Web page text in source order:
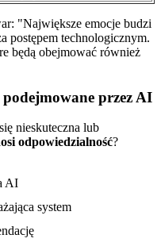
Największe emocje budzi
postępem technologicznym.
będą obejmować również
przez AI
nieskuteczna lub
odpowiedzialność?
AI
system